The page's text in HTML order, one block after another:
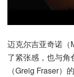
迈克尔吉亚奇诺（
了紧张感，也与
（Greig Fraser）